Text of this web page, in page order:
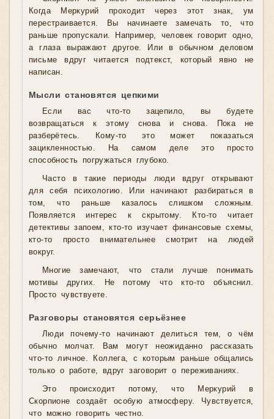
Когда Меркурий проходит через этот знак, ум
перестраивается. Вы начинаете замечать то, что
раньше пропускали. Например, человек говорит одно,
а глаза выражают другое. Или в обычном деловом
письме вдруг читается подтекст, который явно не
написан.
Мысли становятся цепкими
Если вас что-то зацепило, вы будете
возвращаться к этому снова и снова. Пока не
разберётесь. Кому-то это может показаться
зацикленностью. На самом деле это просто
способность погружаться глубоко.
Часто в такие периоды люди вдруг открывают
для себя психологию. Или начинают разбираться в
том, что раньше казалось слишком сложным.
Появляется интерес к скрытому. Кто-то читает
детективы запоем, кто-то изучает финансовые схемы,
кто-то просто внимательнее смотрит на людей
вокруг.
Многие замечают, что стали лучше понимать
мотивы других. Не потому что кто-то объяснил.
Просто чувствуете.
Разговоры становятся серьёзнее
Люди почему-то начинают делиться тем, о чём
обычно молчат. Вам могут неожиданно рассказать
что-то личное. Коллега, с которым раньше общались
только о работе, вдруг заговорит о переживаниях.
Это происходит потому, что Меркурий в
Скорпионе создаёт особую атмосферу. Чувствуется,
что можно говорить честно.